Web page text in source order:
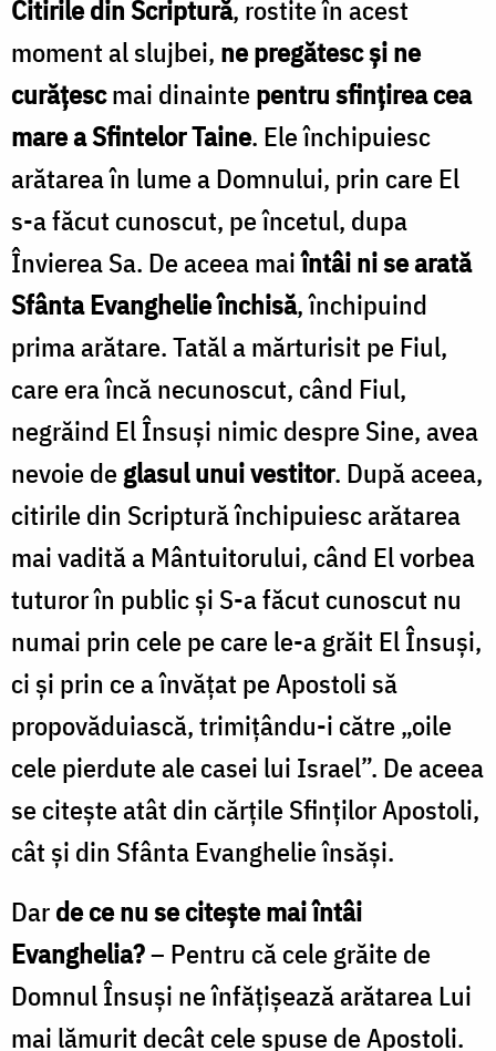
Citirile din Scriptură, rostite în acest
moment al slujbei, ne pregătesc și ne
curățescmai dinaintepentru sfințirea cea
mare a Sfintelor Taine. Ele închipuiesc
arătarea în lume a Domnului, prin care El
s-a făcut cunoscut, pe încetul, dupa
Învierea Sa. De aceea maiîntâi ni se arată
Sfânta Evanghelie închisă, închipuind
prima arătare. Tatăl a mărturisit pe Fiul,
care era încă necunoscut, când Fiul,
negrăind El Însuși nimic despre Sine, avea
nevoie deglasul unui vestitor. După aceea,
citirile din Scriptură închipuiesc arătarea
mai vadită a Mântuitorului, când El vorbea
tuturor în public și S-a făcut cunoscut nu
numai prin cele pe care le-a grăit El Însuși,
ci și prin ce a învățat pe Apostoli să
propovăduiască, trimițându-i către „oile
cele pierdute ale casei lui Israel”. De aceea
se citește atât din cărțile Sfinților Apostoli,
cât și din Sfânta Evanghelie însăși.
Darde ce nu se citește mai întâi
Evanghelia?– Pentru că cele grăite de
Domnul Însuși ne înfățișează arătarea Lui
mai lămurit decât cele spuse de Apostoli.